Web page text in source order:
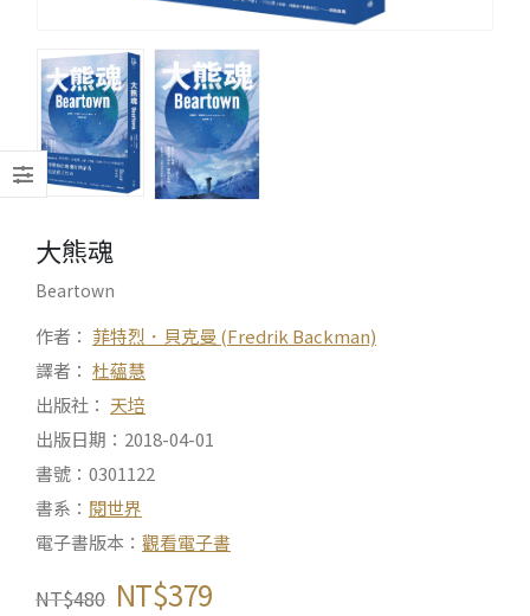
大熊魂
Beartown
作者： 菲特烈．貝克曼 (Fredrik Backman)
譯者： 杜蘊慧
出版社： 天培
出版日期：2018-04-01
書號：0301122
書系： 閱世界
電子書版本： 觀看電子書
NT$480 NT$379